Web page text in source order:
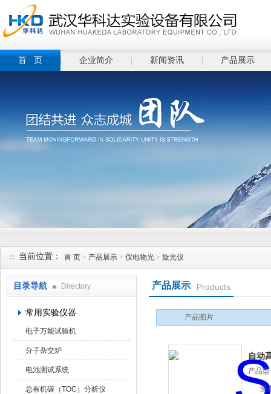
首 页 企业简介 新闻资讯 产品展示
当前位置： 首 页 > 产品展示 > 仪电物光 > 旋光仪
目录导航 Directory
常用实验仪器
电子万能试验机
分子杂交炉
电池测试系统
总有机碳（TOC）分析仪
产品展示 Products
产品图片
自动
产品
查